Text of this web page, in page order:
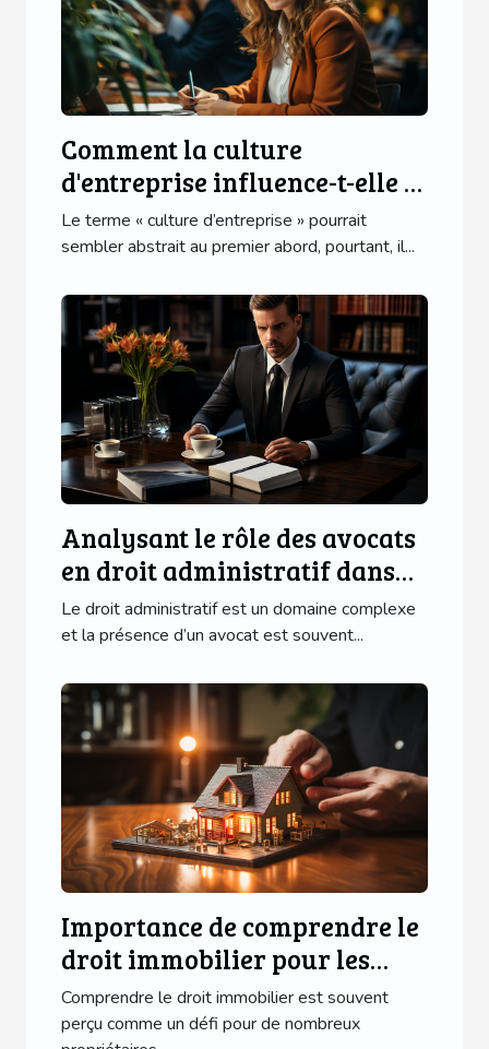
Comment la culture
d'entreprise influence-t-elle le
progrès des affaires ?
Le terme « culture d’entreprise » pourrait
sembler abstrait au premier abord, pourtant, il...
Analysant le rôle des avocats
en droit administratif dans
divers domaines
Le droit administratif est un domaine complexe
et la présence d’un avocat est souvent...
Importance de comprendre le
droit immobilier pour les
propriétaires
Comprendre le droit immobilier est souvent
perçu comme un défi pour de nombreux